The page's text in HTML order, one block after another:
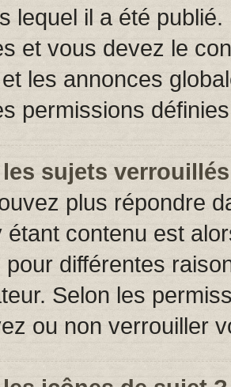
lequel il a été
et vous devez le
les annonces
permissions
sujets
plus répondre
étant contenu est
différentes
Selon les
ou non verrouiller